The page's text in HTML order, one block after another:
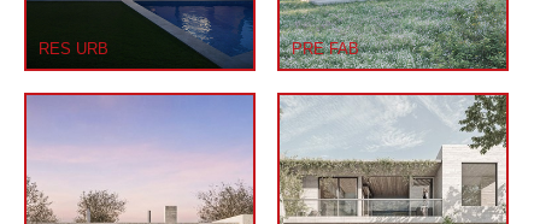
RES URB PRE FAB